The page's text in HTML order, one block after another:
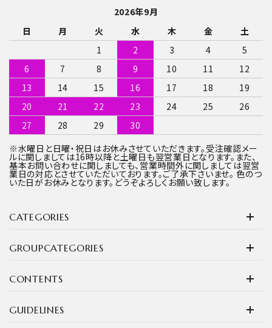
CATEGORIES
GROUPCATEGORIES
CONTENTS
2026年9月
日
月 火 水 木 金
土
1
2 3 4
5
6
7 8 9 10 11
12
13
14 15 16 17 18
19
20
21 22 23 24 25
26
27
28 29
30
※水曜日と日曜・祝日はお休みさせていただきます。受注確認メー
ルに関しましては16時以降と土曜日も翌営業日となります。また、
基本お問い合わせに関しましても、営業時間外に関しましては翌営
業日の対応とさせていただいております。ご了承下さいませ。 色のつ
いた日がお休みとなります。どうぞよろしくお願い致します。
GUIDELINES